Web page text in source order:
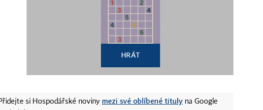
HRÁT
si Hospodářské noviny mezi své oblíbené tituly na Google